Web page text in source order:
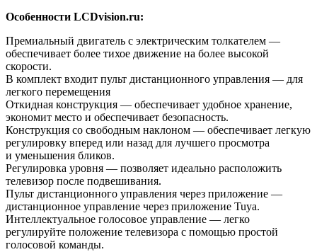
Особенности LCDvision.ru:
Премиальный двигатель с электрическим толкателем —
обеспечивает более тихое движение на более высокой
скорости.
В комплект входит пульт дистанционного управления — для
легкого перемещения
Откидная конструкция — обеспечивает удобное хранение,
экономит место и обеспечивает безопасность.
Конструкция со свободным наклоном — обеспечивает легкую
регулировку вперед или назад для лучшего просмотра
и уменьшения бликов.
Регулировка уровня — позволяет идеально расположить
телевизор после подвешивания.
Пульт дистанционного управления через приложение —
дистанционное управление через приложение Tuya.
Интеллектуальное голосовое управление — легко
регулируйте положение телевизора с помощью простой
голосовой команды.